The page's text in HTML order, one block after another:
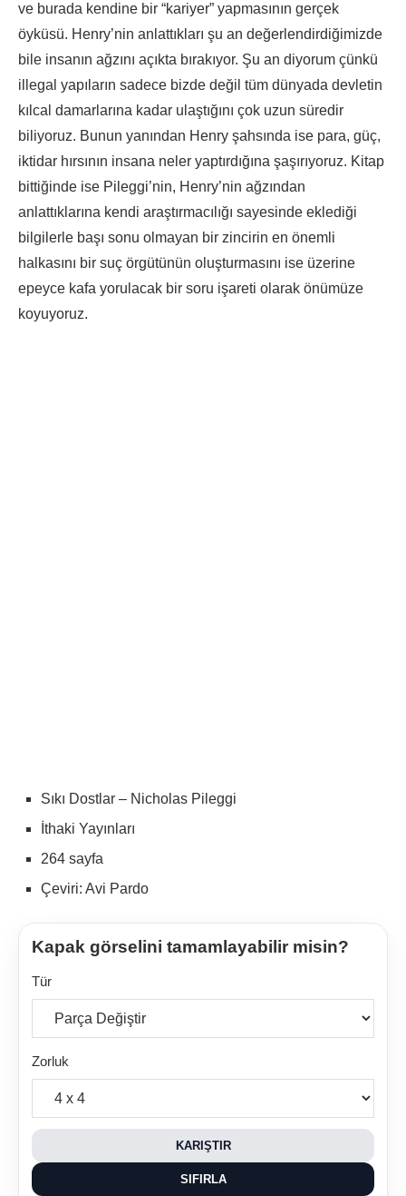
ve burada kendine bir “kariyer” yapmasının gerçek
öyküsü. Henry’nin anlattıkları şu an değerlendirdiğimizde
bile insanın ağzını açıkta bırakıyor. Şu an diyorum çünkü
illegal yapıların sadece bizde değil tüm dünyada devletin
kılcal damarlarına kadar ulaştığını çok uzun süredir
biliyoruz. Bunun yanından Henry şahsında ise para, güç,
iktidar hırsının insana neler yaptırdığına şaşırıyoruz. Kitap
bittiğinde ise Pileggi’nin, Henry’nin ağzından
anlattıklarına kendi araştırmacılığı sayesinde eklediği
bilgilerle başı sonu olmayan bir zincirin en önemli
halkasını bir suç örgütünün oluşturmasını ise üzerine
epeyce kafa yorulacak bir soru işareti olarak önümüze
koyuyoruz.
Sıkı Dostlar – Nicholas Pileggi
İthaki Yayınları
264 sayfa
Çeviri: Avi Pardo
Kapak görselini tamamlayabilir misin?
Tür
Zorluk
KARIŞTIR
SIFIRLA